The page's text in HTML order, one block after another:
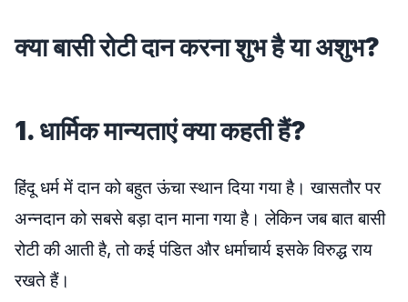
क्या बासी रोटी दान करना शुभ है या अशुभ?
1. धार्मिक मान्यताएं क्या कहती हैं?
हिंदू धर्म में दान को बहुत ऊंचा स्थान दिया गया है। खासतौर पर
अन्नदान को सबसे बड़ा दान माना गया है। लेकिन जब बात बासी
रोटी की आती है, तो कई पंडित और धर्माचार्य इसके विरुद्ध राय
रखते हैं।